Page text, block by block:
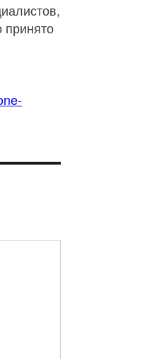
принято